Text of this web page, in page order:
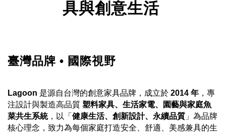
具與創意生活
臺灣品牌 • 國際視野
Lagoon 是源自台灣的創意家具品牌，成立於 2014 年 ，專
注設計與製造高品質 塑料家具、生活家電、園藝與家庭魚
菜共生系統，以「 健康生活、創新設計、永續品質 」為品牌
核心理念，致力為每個家庭打造安全、舒適、美感兼具的生